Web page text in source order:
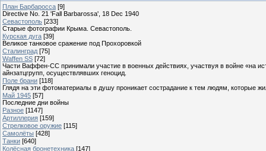
План Барбаросса [9]
Directive No. 21 'Fall Barbarossa', 18 Dec 1940
Севастополь [233]
Старые фотографии Крыма. Севастополь.
Курская дуга [39]
Великое танковое сражение под Прохоровкой
Сталинград [75]
Waffen SS [72]
Части Ваффен-СС принимали участие в военных действиях, участвуя в войне «на
айнзатцгрупп, осуществлявших геноцид.
Поле брани [118]
Глядя на эти фотоматериалы в душу проникает сострадание к тем людям, которые
Май 1945 [57]
Последние дни войны
Разное [1147]
Артиллерия [159]
Стрелковое оружие [115]
Самолёты [428]
Танки [640]
Колёсная бронетехника [147]